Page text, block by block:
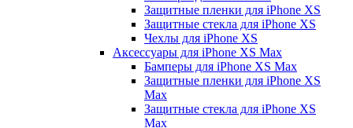
Защитные пленки для iPhone ХS
Защитные стекла для iPhone ХS
Чехлы для iPhone ХS
Аксессуары для iPhone ХS Max
Бамперы для iPhone XS Max
Защитные пленки для iPhone XS
Max
Защитные стекла для iPhone XS
Max